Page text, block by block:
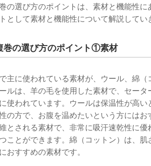
の選び方のポイントは、素材と機能性
として素材と機能性について解説してい
巻の選び方のポイント①素材
主に使われている素材が、ウール、綿
ルは、羊の毛を使用した素材で、セー
使われています。ウールは保温性が高
の方で、お腹を温めたいという方には
とされる素材で、非常に吸汗速乾性に
ことができます。綿（コットン）は、
おすすめの素材です。